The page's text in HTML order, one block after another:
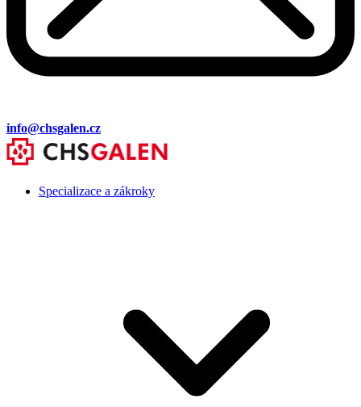
info@chsgalen.cz
Specializace a zákroky